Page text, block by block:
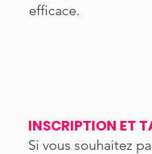
efficace.
INSCRIPTION ET
Si vous souhaitez